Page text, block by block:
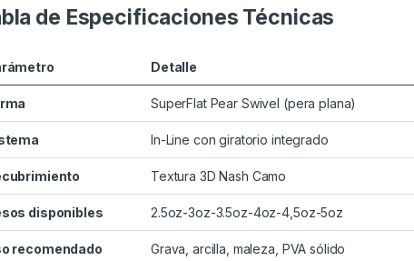
de Especificaciones Técnicas
Detalle
SuperFlat Pear Swivel (pera plana)
In-Line con giratorio integrado
Textura 3D Nash Camo
disponibles 2.5oz-3oz-3.5oz-4oz-4,5oz-5oz
recomendado Grava, arcilla, maleza, PVA sólido